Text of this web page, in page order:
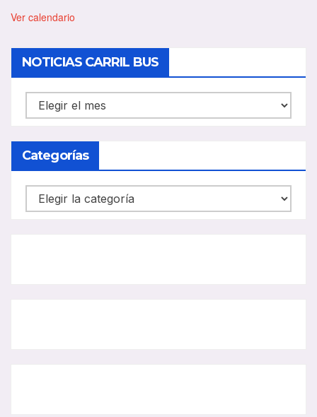
a
d
o
Ver calendario
NOTICIAS CARRIL BUS
NOTICIAS
CARRIL
BUS
Categorías
Categorías